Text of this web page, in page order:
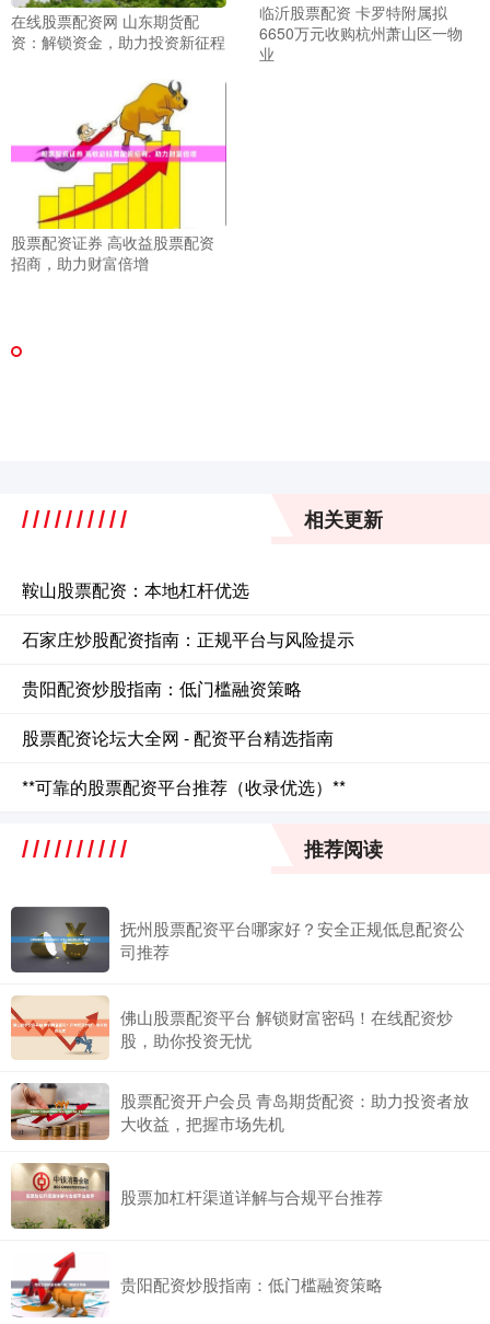
在线股票配资网 山东期货配
资：解锁资金，助力投资新征程
临沂股票配资 卡罗特附属拟
6650万元收购杭州萧山区一物
业
股票配资证券 高收益股票配资
招商，助力财富倍增
相关更新
鞍山股票配资：本地杠杆优选
石家庄炒股配资指南：正规平台与风险提示
贵阳配资炒股指南：低门槛融资策略
股票配资论坛大全网 - 配资平台精选指南
**可靠的股票配资平台推荐（收录优选）**
推荐阅读
抚州股票配资平台哪家好？安全正规低息配资公
司推荐
佛山股票配资平台 解锁财富密码！在线配资炒
股，助你投资无忧
股票配资开户会员 青岛期货配资：助力投资者放
大收益，把握市场先机
股票加杠杆渠道详解与合规平台推荐
贵阳配资炒股指南：低门槛融资策略